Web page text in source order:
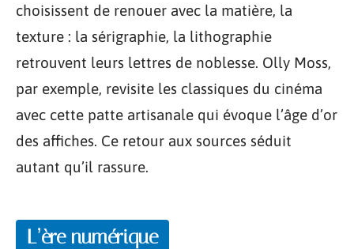
choisissent de renouer avec la matière, la
texture : la sérigraphie, la lithographie
retrouvent leurs lettres de noblesse. Olly Moss,
par exemple, revisite les classiques du cinéma
avec cette patte artisanale qui évoque l’âge d’or
des affiches. Ce retour aux sources séduit
autant qu’il rassure.
L’ère numérique